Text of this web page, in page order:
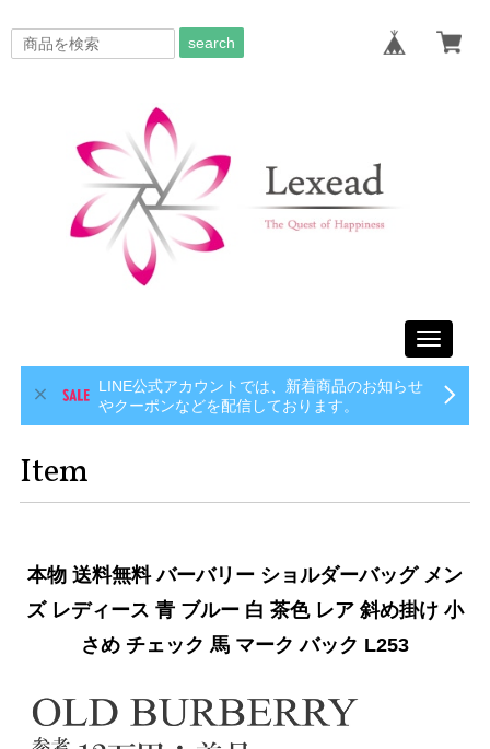
search
Toggle
LINE公式アカウントでは、新着商品のお知らせ
やクーポンなどを配信しております。
Item
本物 送料無料 バーバリー ショルダーバッグ メン
ズ レディース 青 ブルー 白 茶色 レア 斜め掛け 小
さめ チェック 馬 マーク バック L253